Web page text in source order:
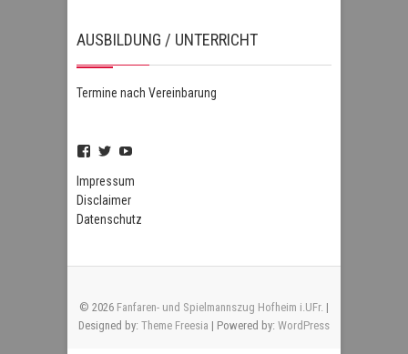
AUSBILDUNG / UNTERRICHT
Termine nach Vereinbarung
Profil
FSZHofheim
auf
Facebook
anzeigen
Profil
FSZHOH
Twitter
anzeigen
UCIPUnOSBlWxEpiBka0jOAfw
anzeigen
Impressum
Disclaimer
Datenschutz
© 2026 Fanfaren- und Spielmannszug Hofheim i.UFr. |
Designed by: Theme Freesia | Powered by: WordPress